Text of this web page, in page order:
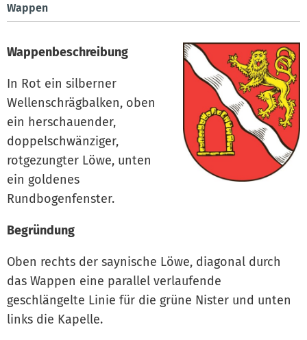
Wappen
Wappenbeschreibung
In Rot ein silberner
Wellenschrägbalken, oben
ein herschauender,
doppelschwänziger,
rotgezungter Löwe, unten
ein goldenes
Rundbogenfenster.
Begründung
Oben rechts der saynische Löwe, diagonal durch
das Wappen eine parallel verlaufende
geschlängelte Linie für die grüne Nister und unten
links die Kapelle.